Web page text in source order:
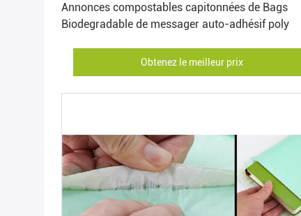
Annonces compostables capitonnées de Bags
Biodegradable de messager auto-adhésif poly
Obtenez le meilleur prix